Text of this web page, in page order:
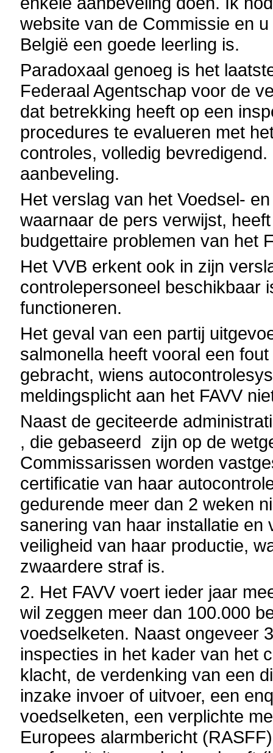
website van de Commissie en
België een goede leerling is.
Paradoxaal genoeg is het
Federaal Agentschap voor de
dat betrekking heeft op een
procedures te evalueren met
controles, volledig
aanbeveling.
Het verslag van het Voedsel-
waarnaar de pers verwijst,
budgettaire problemen van het
Het VVB erkent ook in zijn
controlepersoneel beschikbaar
functioneren.
Het geval van een partij
salmonella heeft vooral een
gebracht, wiens
meldingsplicht aan het FAVV
Naast de geciteerde
, die gebaseerd zijn op de
Commissarissen worden
certificatie van haar
gedurende meer dan 2 weken
sanering van haar installatie
veiligheid van haar productie,
zwaardere straf is.
2. Het FAVV voert ieder jaar
wil zeggen meer dan 100.000
voedselketen. Naast ongeveer
inspecties in het kader van het
klacht, de verdenking van een
inzake invoer of uitvoer, een
voedselketen, een verplichte
Europees alarmbericht